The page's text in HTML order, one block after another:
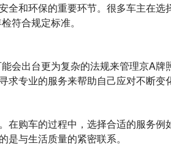
全和环保的重要环节。很多车主在
符合规定标准。
会出台更为复杂的法规来管理京A
专业的服务来帮助自己应对不断变
在购车的过程中，选择合适的服务
与生活质量的紧密联系。